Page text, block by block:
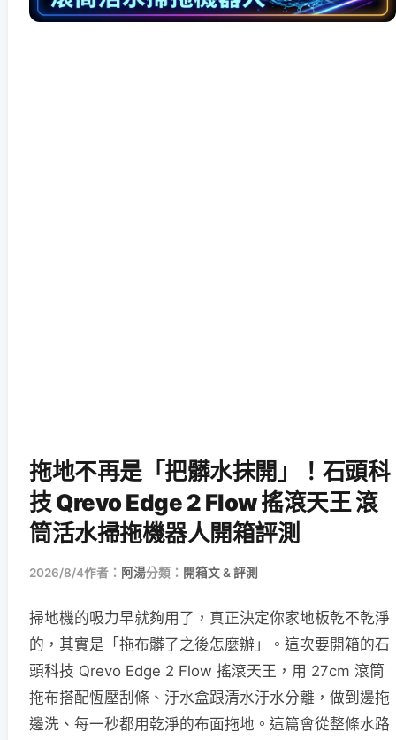
拖地不再是「把髒水抹開」！石頭科
技 Qrevo Edge 2 Flow 搖滾天王 滾
筒活水掃拖機器人開箱評測
2026/8/4作者： 阿湯分類： 開箱文 & 評測
掃地機的吸力早就夠用了，真正決定你家地板乾不乾淨
的，其實是「拖布髒了之後怎麼辦」。這次要開箱的石
頭科技 Qrevo Edge 2 Flow 搖滾天王，用 27cm 滾筒
拖布搭配恆壓刮條、汙水盒跟清水汙水分離，做到邊拖
邊洗、每一秒都用乾淨的布面拖地。這篇會從整條水路